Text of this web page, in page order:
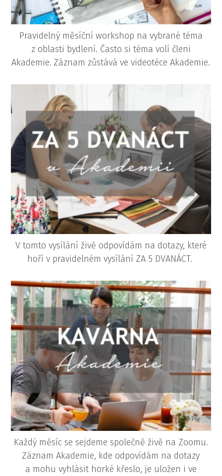
Pravidelný měsíční workshop na vybrané téma
z oblasti bydlení. Často si téma volí členi
Akademie. Záznam zůstává ve videotéce Akademie.
V tomto vysílání živě odpovídám na dotazy, které
hoří v pravidelném vysílání ZA 5 DVANÁCT.
Každý měsíc se sejdeme společně živě na Zoomu.
Záznam Akademie, kde odpovídám na dotazy
a mohu vyhlásit horké křeslo, je uložen i ve